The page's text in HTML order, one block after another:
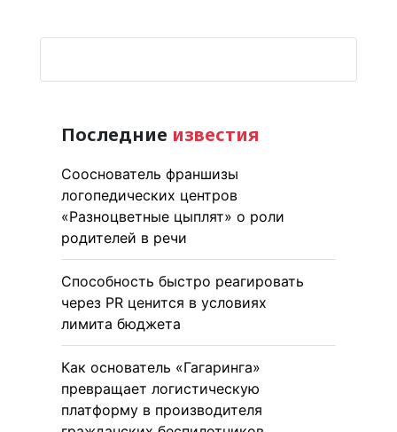
Последние известия
Сооснователь франшизы
логопедических центров
«Разноцветные цыплят» о роли
родителей в речи
Способность быстро реагировать
через PR ценится в условиях
лимита бюджета
Как основатель «Гагаринга»
превращает логистическую
платформу в производителя